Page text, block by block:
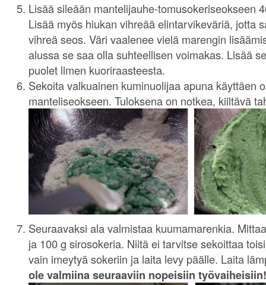
Lisää sileään mantelijauhe-tomusokeriseokseen
Lisää myös hiukan vihreää elintarvikeväriä, jotta
vihreä seos. Väri vaalenee vielä marengin
alussa se saa olla suhteellisen voimakas. Lisää
puolet limen kuoriraasteesta.
Sekoita valkuainen kuminuolijaa apuna käyttäen
manteliseokseen. Tuloksena on notkea, kiiltävä
Seuraavaksi ala valmistaa kuumamarenkia.
ja 100 g sirosokeria. Niitä ei tarvitse sekoittaa
vain imeytyä sokeriin ja laita levy päälle. Laita
ole valmiina seuraaviin nopeisiin työvaiheisiin!